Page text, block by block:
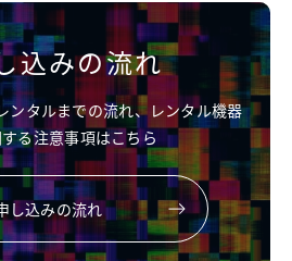
込みの流れ
ンタルまでの流れ、レンタル機器
る注意事項はこちら
し込みの流れ